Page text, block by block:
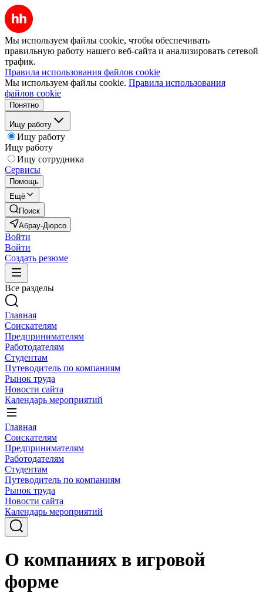
Мы используем файлы cookie, чтобы обеспечивать
правильную работу нашего веб-сайта и анализировать сетевой
трафик.
Правила использования файлов cookie
Мы используем файлы cookie. Правила использования
файлов cookie
Понятно
Ищу работу
Ищу работу
Ищу работу
Ищу сотрудника
Сервисы
Помощь
Ещё
Поиск
Абрау-Дюрсо
Войти
Войти
Создать резюме
Все разделы
Главная
Соискателям
Предпринимателям
Работодателям
Студентам
Путеводитель по компаниям
Рынок труда
Новости сайта
Календарь мероприятий
Главная
Соискателям
Предпринимателям
Работодателям
Студентам
Путеводитель по компаниям
Рынок труда
Новости сайта
Календарь мероприятий
О компаниях в игровой
форме